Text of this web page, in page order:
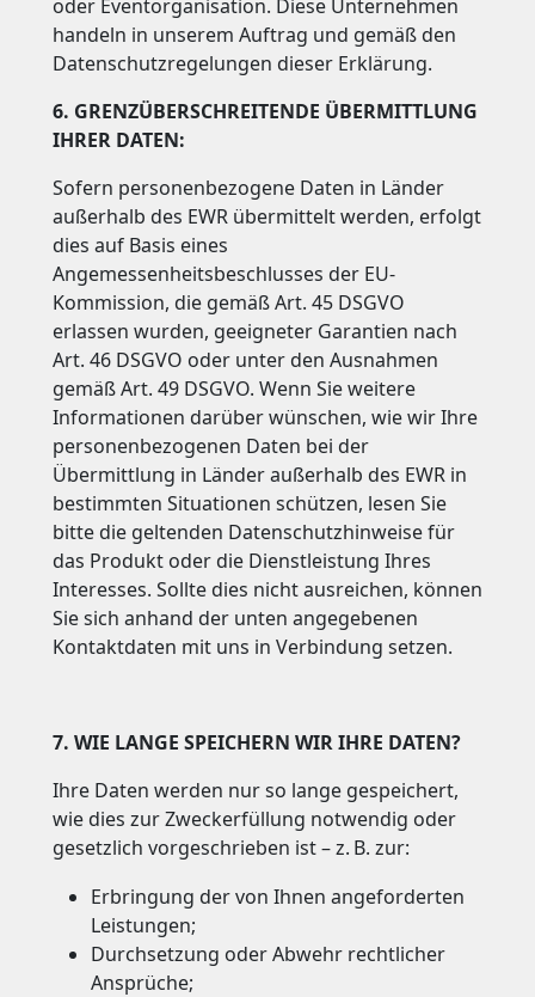
oder Eventorganisation. Diese Unternehmen
handeln in unserem Auftrag und gemäß den
Datenschutzregelungen dieser Erklärung.
6. GRENZÜBERSCHREITENDE ÜBERMITTLUNG
IHRER DATEN:
Sofern personenbezogene Daten in Länder
außerhalb des EWR übermittelt werden, erfolgt
dies auf Basis eines
Angemessenheitsbeschlusses der EU-
Kommission, die gemäß Art. 45 DSGVO
erlassen wurden, geeigneter Garantien nach
Art. 46 DSGVO oder unter den Ausnahmen
gemäß Art. 49 DSGVO. Wenn Sie weitere
Informationen darüber wünschen, wie wir Ihre
personenbezogenen Daten bei der
Übermittlung in Länder außerhalb des EWR in
bestimmten Situationen schützen, lesen Sie
bitte die geltenden Datenschutzhinweise für
das Produkt oder die Dienstleistung Ihres
Interesses. Sollte dies nicht ausreichen, können
Sie sich anhand der unten angegebenen
Kontaktdaten mit uns in Verbindung setzen.
7. WIE LANGE SPEICHERN WIR IHRE DATEN?
Ihre Daten werden nur so lange gespeichert,
wie dies zur Zweckerfüllung notwendig oder
gesetzlich vorgeschrieben ist – z. B. zur:
Erbringung der von Ihnen angeforderten
Leistungen;
Durchsetzung oder Abwehr rechtlicher
Ansprüche;